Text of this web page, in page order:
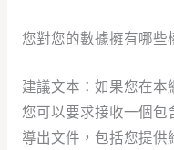
您對您的數據擁有哪些
建議文本：如果您在本
您可以要求接收一個包
導出文件，包括您提